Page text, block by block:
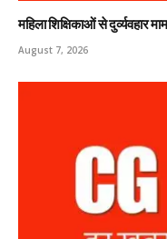
महिला शिक्षिकाओं से दुर्व्यवहार
August 7, 2026